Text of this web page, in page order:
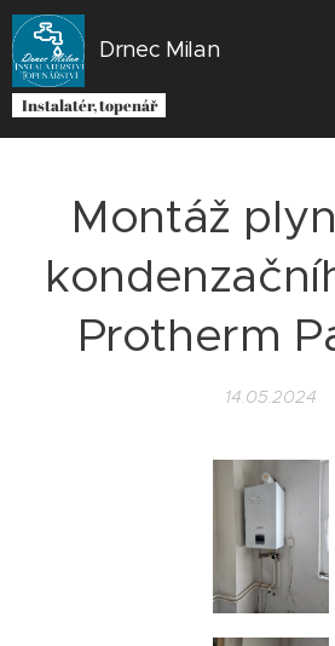
Drnec Milan
Instalatér, topenář
Montáž
Protherm
14.05.2024